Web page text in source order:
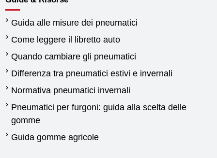
Guida alle misure dei pneumatici
Come leggere il libretto auto
Quando cambiare gli pneumatici
Differenza tra pneumatici estivi e invernali
Normativa pneumatici invernali
Pneumatici per furgoni: guida alla scelta delle
gomme
Guida gomme agricole